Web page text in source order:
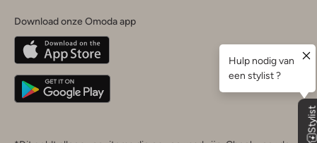
Belgique(Français)
Deutschland
Download onze Omoda app